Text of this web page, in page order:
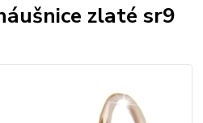
zlaté sr9